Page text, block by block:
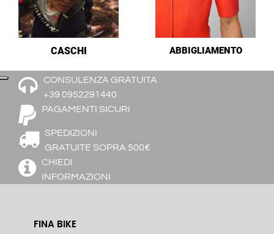
CASCHI ABBIGLIAMENTO
CONSULENZA GRATUITA
+39 0952291440
PAGAMENTI SICURI
SPEDIZIONI
GRATUITE SOPRA 500€
CHIEDI
INFORMAZIONI
FINA BIKE